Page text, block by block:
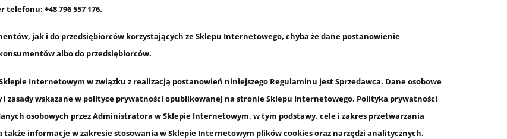
+48 796 557 176.
jak i do przedsiębiorców korzystających ze Sklepu Internetowego, chyba że dane postanowienie
albo do przedsiębiorców.
Internetowym w związku z realizacją postanowień niniejszego Regulaminu jest Sprzedawca. Dane osobowe
zasady wskazane w polityce prywatności opublikowanej na stronie Sklepu Internetowego. Polityka prywatności
osobowych przez Administratora w Sklepie Internetowym, w tym podstawy, cele i zakres przetwarzania
także informacje w zakresie stosowania w Sklepie Internetowym plików cookies oraz narzędzi analitycznych.